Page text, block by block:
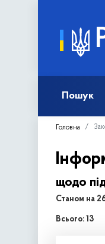
Пошук
Головна
щодо
Станом на
Всього: 13